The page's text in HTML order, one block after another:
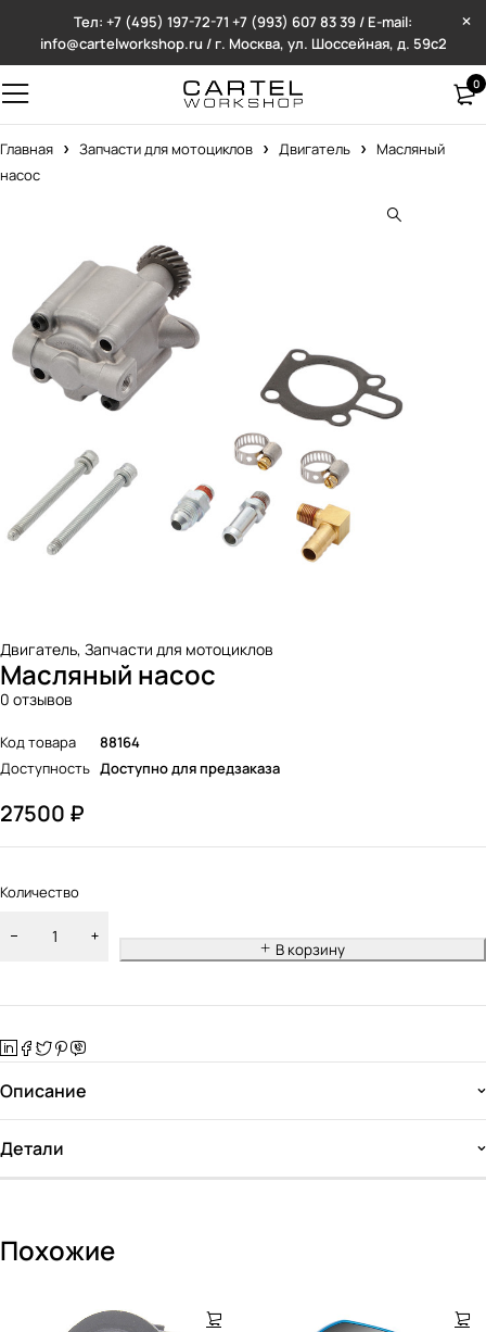
Тел: +7 (495) 197-72-71 +7 (993) 607 83 39 / E-mail:
info@cartelworkshop.ru / г. Москва, ул. Шоссейная, д. 59с2
0
Главная Запчасти для мотоциклов Двигатель
Масляный
насос
Двигатель, Запчасти для мотоциклов
Масляный насос
0 отзывов
Код товара
88164
Доступность Доступно для предзаказа
27500 ₽
Количество
В корзину
Описание
Детали
Похожие